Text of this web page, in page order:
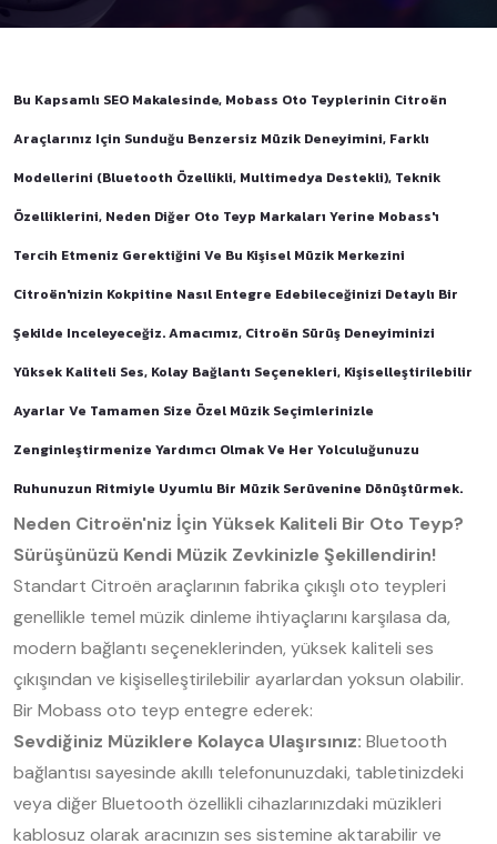
Bu Kapsamlı SEO Makalesinde, Mobass Oto Teyplerinin Citroën
Araçlarınız Için Sunduğu Benzersiz Müzik Deneyimini, Farklı
Modellerini (Bluetooth Özellikli, Multimedya Destekli), Teknik
Özelliklerini, Neden Diğer Oto Teyp Markaları Yerine Mobass'ı
Tercih Etmeniz Gerektiğini Ve Bu Kişisel Müzik Merkezini
Citroën'nizin Kokpitine Nasıl Entegre Edebileceğinizi Detaylı Bir
Şekilde Inceleyeceğiz. Amacımız, Citroën Sürüş Deneyiminizi
Yüksek Kaliteli Ses, Kolay Bağlantı Seçenekleri, Kişiselleştirilebilir
Ayarlar Ve Tamamen Size Özel Müzik Seçimlerinizle
Zenginleştirmenize Yardımcı Olmak Ve Her Yolculuğunuzu
Ruhunuzun Ritmiyle Uyumlu Bir Müzik Serüvenine Dönüştürmek.
Neden Citroën'niz İçin Yüksek Kaliteli Bir Oto Teyp?
Sürüşünüzü Kendi Müzik Zevkinizle Şekillendirin!
Standart Citroën araçlarının fabrika çıkışlı oto teypleri
genellikle temel müzik dinleme ihtiyaçlarını karşılasa da,
modern bağlantı seçeneklerinden, yüksek kaliteli ses
çıkışından ve kişiselleştirilebilir ayarlardan yoksun olabilir.
Bir Mobass oto teyp entegre ederek:
Sevdiğiniz Müziklere Kolayca Ulaşırsınız: Bluetooth
bağlantısı sayesinde akıllı telefonunuzdaki, tabletinizdeki
veya diğer Bluetooth özellikli cihazlarınızdaki müzikleri
kablosuz olarak aracınızın ses sistemine aktarabilir ve